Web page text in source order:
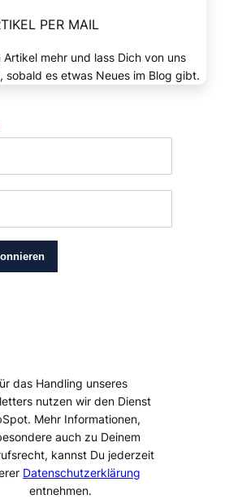
PER MAIL
Artikel mehr und lass Dich von uns
sobald es etwas Neues im Blog gibt.
das Handling unseres
nutzen wir den Dienst
Mehr Informationen,
auch zu Deinem
kannst Du jederzeit
Datenschutzerklärung
entnehmen.